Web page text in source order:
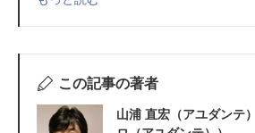
この記事の著者
山浦 直宏（アユダンテ